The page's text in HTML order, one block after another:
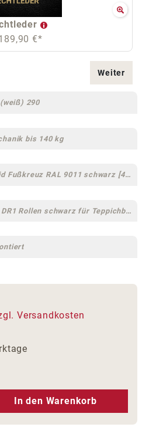
€*
Weiter
290
bis 140 kg
Polyamid Fußkreuz RAL 9011 schwarz [44]
DR1 Rollen schwarz für Teppichböden [10]
Versandkosten
Gib den
In den Warenkorb